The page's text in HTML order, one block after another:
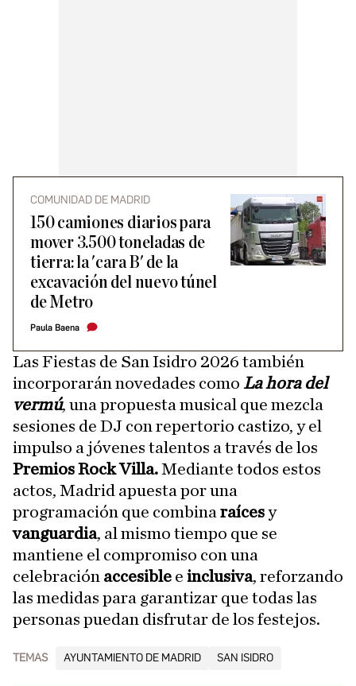
COMUNIDAD DE MADRID
150 camiones diarios para
mover 3.500 toneladas de
tierra: la 'cara B' de la
excavación del nuevo túnel
de Metro
Paula Baena
Las Fiestas de San Isidro 2026 también
incorporarán novedades como La hora del
vermú, una propuesta musical que mezcla
sesiones de DJ con repertorio castizo, y el
impulso a jóvenes talentos a través de los
Premios Rock Villa.Mediante todos estos
actos, Madrid apuesta por una
programación que combina raícesy
vanguardia, al mismo tiempo que se
mantiene el compromiso con una
celebración accesible e inclusiva, reforzando
las medidas para garantizar que todas las
personas puedan disfrutar de los festejos.
TEMAS AYUNTAMIENTO DE MADRID SAN ISIDRO